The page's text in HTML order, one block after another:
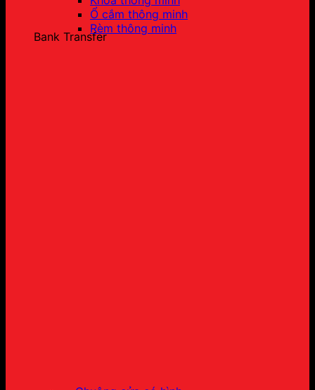
Bank Transfer
Ổ cắm thông minh
Rèm thông minh